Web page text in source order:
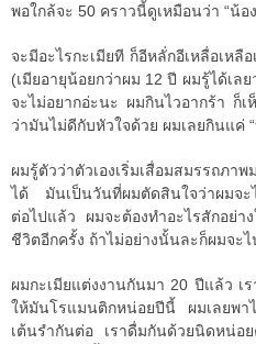
พอใกล้จะ 50 คราวนี้ดูเหมือนว่า “น้
จะมีอะไรกะเมียที ก็อีหลั่กอีเหลื่อเหลื
(เมียอายุน้อยกว่าผม 12 ปี ผมรู้ได้เล
จะไม่อยากอ่ะนะ ผมกินไวอากร้า ก็
ว่ามันไม่ดีกับหัวใจด้วย ผมเลยกินแค่
ผมรู้ตัวว่าตัวเองเริ่มเสื่อมสมรรถภ
ได้ มันเป็นวันที่ผมตัดสินใจว่าผมจะ
ต่อไปแล้ว ผมจะต้องทำอะไรสักอย่
ชีวิตอีกครั้ง ถ้าไม่อย่างนั้นละก็ผมจะ
ผมกะเมียแต่งงานกันมา 20 ปีแล้ว เ
ให้มันโรแมนติกหน่อยปีนี้ ผมเลยพา
เต้นรำกันต่อ เราดื่มกันด้วยนิดหน่อ